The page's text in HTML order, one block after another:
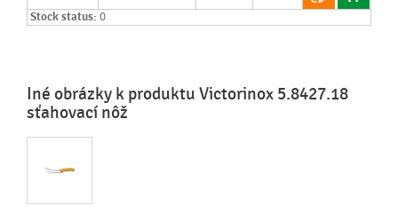
Stock status: 0
Iné obrázky k produktu Victorinox 5.8427.18
sťahovací nôž